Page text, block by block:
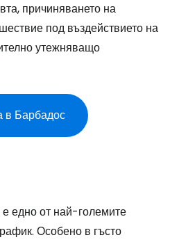
причиняването на
под въздействието на
утежняващо
в Барбадос
едно от най-големите
Особено в гъсто